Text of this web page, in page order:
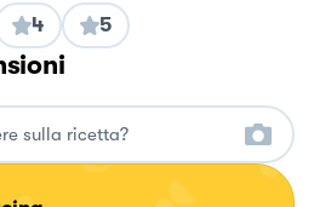
4 5